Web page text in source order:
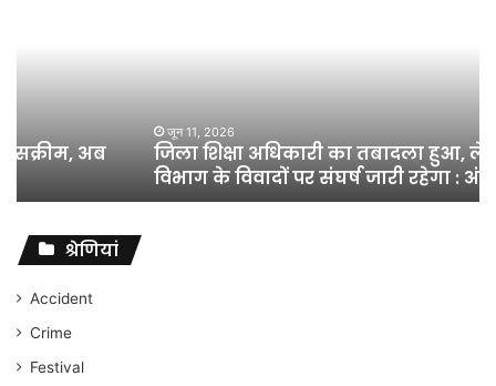
विभाग
विवादों
संघर्ष
जारी
रहेगा
अंकित
गौरहा
जिला शिक्षा अधिकारी का तबादला हुआ, लेकिन शिक्षा
विभाग के विवादों पर संघर्ष जारी रहेगा : अंकित गौरहा
श्रेणियां
Accident
Crime
Festival